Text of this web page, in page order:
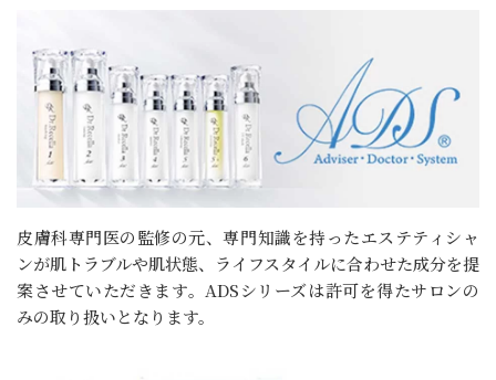
皮膚科専門医の監修の元、専門知識を持ったエステティシャ
ンが肌トラブルや肌状態、ライフスタイルに合わせた成分を提
案させていただきます。ADSシリーズは許可を得たサロンの
みの取り扱いとなります。